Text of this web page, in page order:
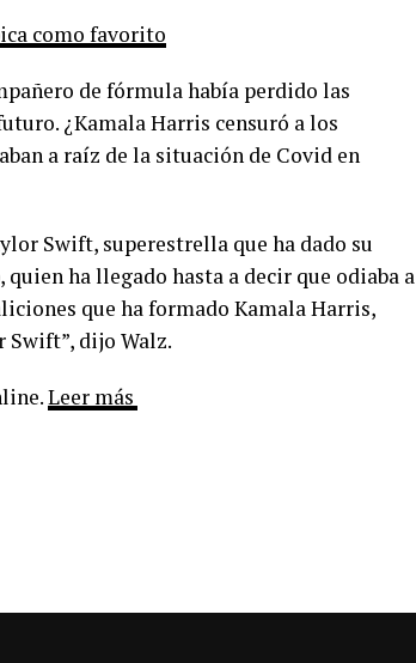
como favorito
de fórmula había perdido las
¿Kamala Harris censuró a los
a raíz de la situación de Covid en
Swift, superestrella que ha dado su
ha llegado hasta a decir que odiaba a
que ha formado Kamala Harris,
Swift”, dijo Walz.
Leer más